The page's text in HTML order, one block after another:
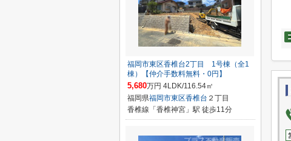
福岡市東区香椎台2丁目 1号棟（全1
棟）【仲介手数料無料・0円】
5,680万円 4LDK/116.54㎡
福岡県福岡市東区香椎台 ２丁目
香椎線「香椎神宮」駅 徒歩11分